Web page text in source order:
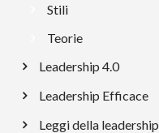
Stili
Teorie
Leadership 4.0
Leadership Efficace
Leggi della leadership